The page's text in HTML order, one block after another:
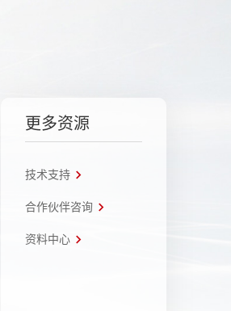
更多资源
技术支持
合作伙伴咨询
资料中心